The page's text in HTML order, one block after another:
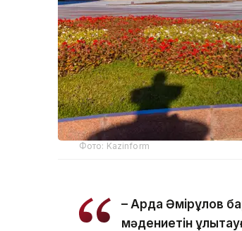
Фото: Kazinform
– Ардақ Әмірқұлов
мәдениетін